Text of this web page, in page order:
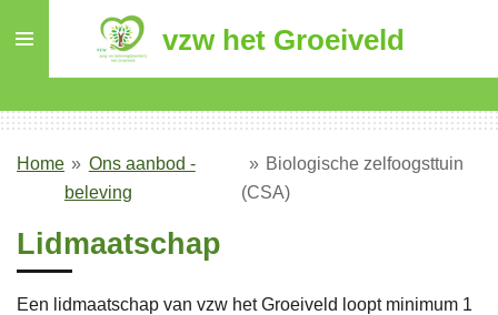
de
vzw het Groeiveld
Home » Ons aanbod -
beleving
» Biologische zelfoogsttuin
(CSA)
Lidmaatschap
Een lidmaatschap van vzw het Groeiveld loopt minimum 1